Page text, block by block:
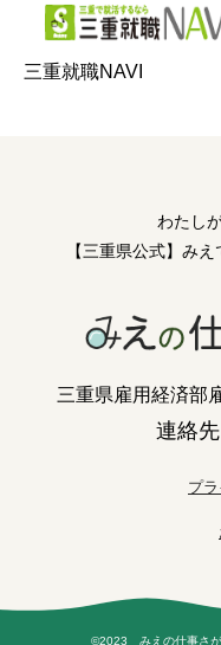
三重就職NAVI
わたし
【三重県公式】み
三重県雇用経済部
連絡
プ
©2023 みえの仕事さが